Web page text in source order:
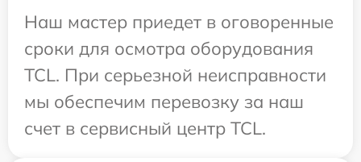
Наш мастер приедет в оговоренные
сроки для осмотра оборудования
TCL. При серьезной неисправности
мы обеспечим перевозку за наш
счет в сервисный центр TCL.